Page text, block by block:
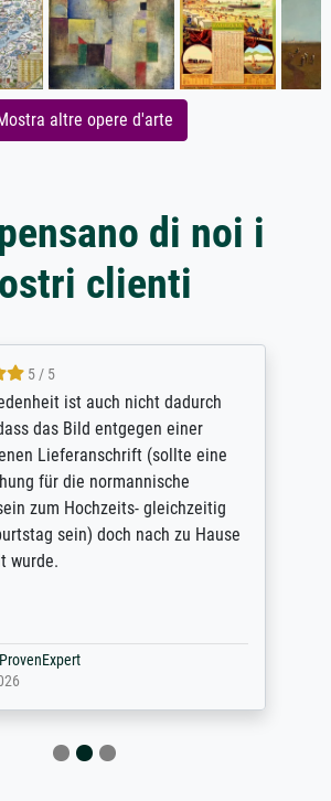
altre opere d'arte
di noi i
clienti
5 / 5
ist auch nicht dadurch
das Bild entgegen einer
Lieferanschrift (sollte eine
für die normannische
zum Hochzeits- gleichzeitig
sein) doch nach zu Hause
wurde.